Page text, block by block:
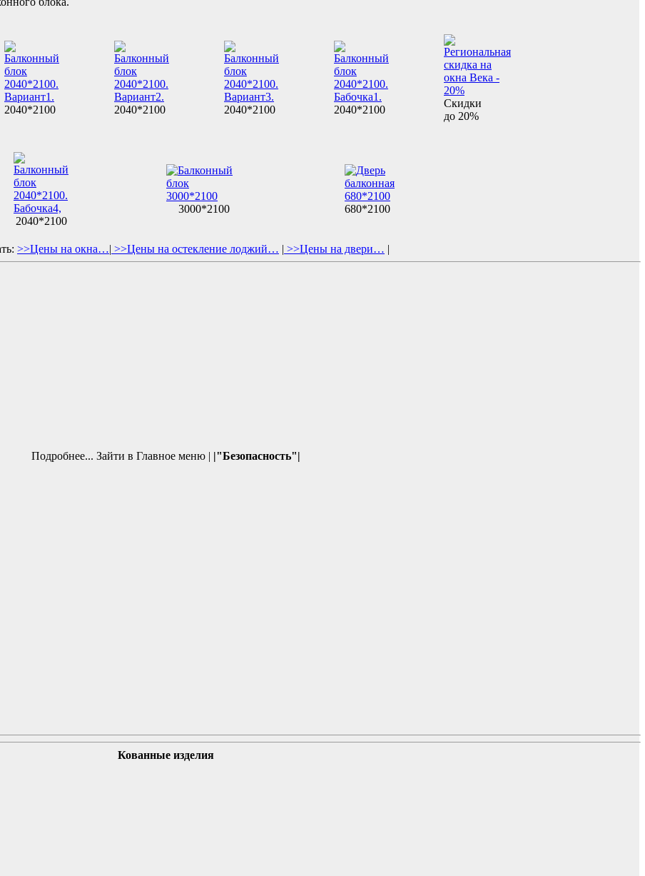
2040*2100 2040*2100 2040*2100 2040*2100
Скидки
до 20%
2040*2100
3000*2100 680*2100
>>Цены на окна…| >>Цены на остекление лоджий… | >>Цены на двери… |
Подробнее... Зайти в Главное меню | |"Безопасность"|
Кованные изделия